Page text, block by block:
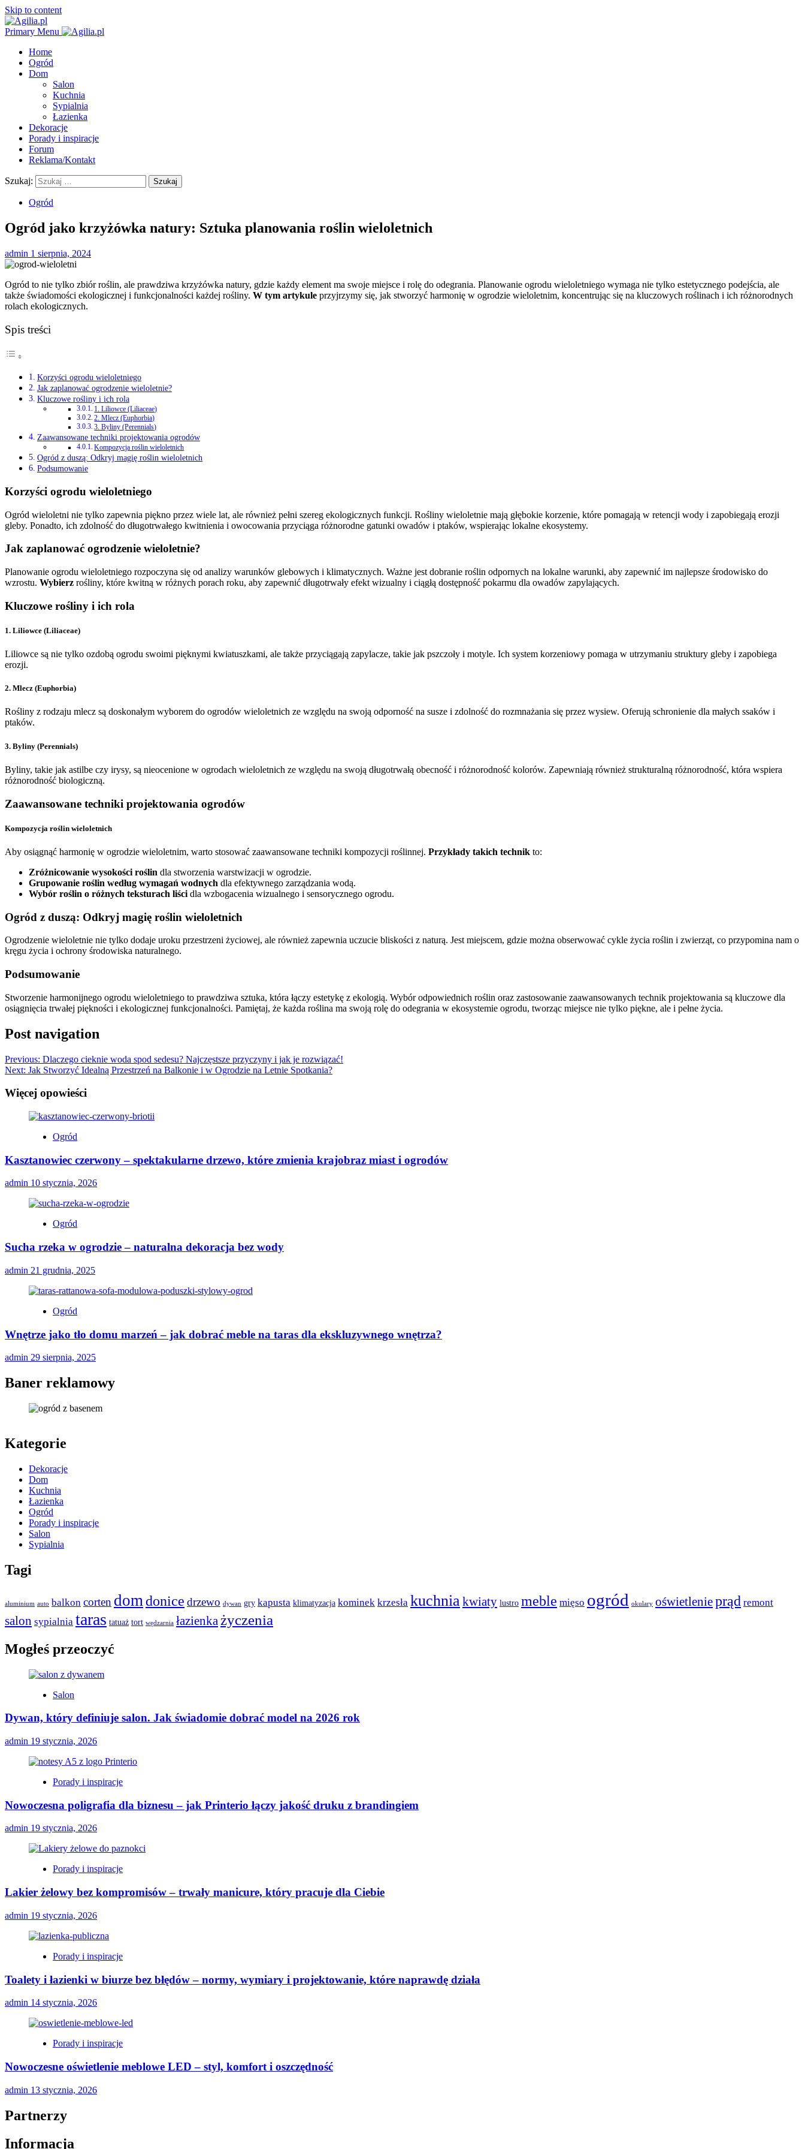
Skip to content
Primary Menu
Home
Ogród
Dom
Salon
Kuchnia
Sypialnia
Łazienka
Dekoracje
Porady i inspiracje
Forum
Reklama/Kontakt
Szukaj:
Ogród
Ogród jako krzyżówka natury: Sztuka planowania roślin wieloletnich
admin 1 sierpnia, 2024
Ogród to nie tylko zbiór roślin, ale prawdziwa krzyżówka natury, gdzie każdy element ma swoje miejsce i rolę do odegrania. Planowanie ogrodu wieloletniego wymaga nie tylko estetycznego podejścia, ale
także świadomości ekologicznej i funkcjonalności każdej rośliny. W tym artykule przyjrzymy się, jak stworzyć harmonię w ogrodzie wieloletnim, koncentrując się na kluczowych roślinach i ich różnorodnych
rolach ekologicznych.
Spis treści
Korzyści ogrodu wieloletniego
Jak zaplanować ogrodzenie wieloletnie?
Kluczowe rośliny i ich rola
1. Liliowce (Liliaceae)
2. Mlecz (Euphorbia)
3. Byliny (Perennials)
Zaawansowane techniki projektowania ogrodów
Kompozycja roślin wieloletnich
Ogród z duszą: Odkryj magię roślin wieloletnich
Podsumowanie
Korzyści ogrodu wieloletniego
Ogród wieloletni nie tylko zapewnia piękno przez wiele lat, ale również pełni szereg ekologicznych funkcji. Rośliny wieloletnie mają głębokie korzenie, które pomagają w retencji wody i zapobiegają erozji
gleby. Ponadto, ich zdolność do długotrwałego kwitnienia i owocowania przyciąga różnorodne gatunki owadów i ptaków, wspierając lokalne ekosystemy.
Jak zaplanować ogrodzenie wieloletnie?
Planowanie ogrodu wieloletniego rozpoczyna się od analizy warunków glebowych i klimatycznych. Ważne jest dobranie roślin odpornych na lokalne warunki, aby zapewnić im najlepsze środowisko do
wzrostu. Wybierz rośliny, które kwitną w różnych porach roku, aby zapewnić długotrwały efekt wizualny i ciągłą dostępność pokarmu dla owadów zapylających.
Kluczowe rośliny i ich rola
1. Liliowce (Liliaceae)
Liliowce są nie tylko ozdobą ogrodu swoimi pięknymi kwiatuszkami, ale także przyciągają zapylacze, takie jak pszczoły i motyle. Ich system korzeniowy pomaga w utrzymaniu struktury gleby i zapobiega
erozji.
2. Mlecz (Euphorbia)
Rośliny z rodzaju mlecz są doskonałym wyborem do ogrodów wieloletnich ze względu na swoją odporność na susze i zdolność do rozmnażania się przez wysiew. Oferują schronienie dla małych ssaków i
ptaków.
3. Byliny (Perennials)
Byliny, takie jak astilbe czy irysy, są nieocenione w ogrodach wieloletnich ze względu na swoją długotrwałą obecność i różnorodność kolorów. Zapewniają również strukturalną różnorodność, która wspiera
różnorodność biologiczną.
Zaawansowane techniki projektowania ogrodów
Kompozycja roślin wieloletnich
Aby osiągnąć harmonię w ogrodzie wieloletnim, warto stosować zaawansowane techniki kompozycji roślinnej. Przykłady takich technik to:
Zróżnicowanie wysokości roślin dla stworzenia warstwizacji w ogrodzie.
Grupowanie roślin według wymagań wodnych dla efektywnego zarządzania wodą.
Wybór roślin o różnych teksturach liści dla wzbogacenia wizualnego i sensorycznego ogrodu.
Ogród z duszą: Odkryj magię roślin wieloletnich
Ogrodzenie wieloletnie nie tylko dodaje uroku przestrzeni życiowej, ale również zapewnia uczucie bliskości z naturą. Jest miejscem, gdzie można obserwować cykle życia roślin i zwierząt, co przypomina nam o
kręgu życia i ochrony środowiska naturalnego.
Podsumowanie
Stworzenie harmonijnego ogrodu wieloletniego to prawdziwa sztuka, która łączy estetykę z ekologią. Wybór odpowiednich roślin oraz zastosowanie zaawansowanych technik projektowania są kluczowe dla
osiągnięcia trwałej piękności i ekologicznej funkcjonalności. Pamiętaj, że każda roślina ma swoją rolę do odegrania w ekosystemie ogrodu, tworząc miejsce nie tylko piękne, ale i pełne życia.
Post navigation
Previous: Dlaczego cieknie woda spod sedesu? Najczęstsze przyczyny i jak je rozwiązać!
Next: Jak Stworzyć Idealną Przestrzeń na Balkonie i w Ogrodzie na Letnie Spotkania?
Więcej opowieści
Ogród
Kasztanowiec czerwony – spektakularne drzewo, które zmienia krajobraz miast i ogrodów
admin 10 stycznia, 2026
Ogród
Sucha rzeka w ogrodzie – naturalna dekoracja bez wody
admin 21 grudnia, 2025
Ogród
Wnętrze jako tło domu marzeń – jak dobrać meble na taras dla ekskluzywnego wnętrza?
admin 29 sierpnia, 2025
Baner reklamowy
Kategorie
Dekoracje
Dom
Kuchnia
Łazienka
Ogród
Porady i inspiracje
Salon
Sypialnia
Tagi
aluminium auto balkon corten dom donice drzewo dywan gry kapusta klimatyzacja kominek krzesła kuchnia kwiaty lustro meble mięso ogród okulary oświetlenieprąd remont
salon sypialnia taras tatuaż tort wędzarnia łazienka życzenia
Mogłeś przeoczyć
Salon
Dywan, który definiuje salon. Jak świadomie dobrać model na 2026 rok
admin 19 stycznia, 2026
Porady i inspiracje
Nowoczesna poligrafia dla biznesu – jak Printerio łączy jakość druku z brandingiem
admin 19 stycznia, 2026
Porady i inspiracje
Lakier żelowy bez kompromisów – trwały manicure, który pracuje dla Ciebie
admin 19 stycznia, 2026
Porady i inspiracje
Toalety i łazienki w biurze bez błędów – normy, wymiary i projektowanie, które naprawdę działa
admin 14 stycznia, 2026
Porady i inspiracje
Nowoczesne oświetlenie meblowe LED – styl, komfort i oszczędność
admin 13 stycznia, 2026
Partnerzy
Informacja